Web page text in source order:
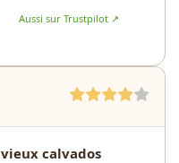
Aussi sur Trustpilot ↗
calvados